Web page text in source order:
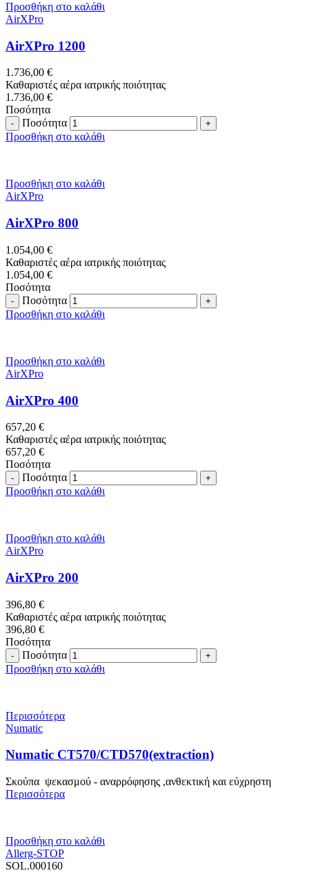
Προσθήκη στο καλάθι
AirXPro
AirXPro 1200
1.736,00 €
Καθαριστές αέρα ιατρικής ποιότητας
1.736,00 €
Ποσότητα
Ποσότητα
Προσθήκη στο καλάθι
Προσθήκη στο καλάθι
AirXPro
AirXPro 800
1.054,00 €
Καθαριστές αέρα ιατρικής ποιότητας
1.054,00 €
Ποσότητα
Ποσότητα
Προσθήκη στο καλάθι
Προσθήκη στο καλάθι
AirXPro
AirXPro 400
657,20 €
Καθαριστές αέρα ιατρικής ποιότητας
657,20 €
Ποσότητα
Ποσότητα
Προσθήκη στο καλάθι
Προσθήκη στο καλάθι
AirXPro
AirXPro 200
396,80 €
Καθαριστές αέρα ιατρικής ποιότητας
396,80 €
Ποσότητα
Ποσότητα
Προσθήκη στο καλάθι
Περισσότερα
Numatic
Numatic CT570/CTD570(extraction)
Σκούπα ψεκασμού - αναρρόφησης ,ανθεκτική και εύχρηστη
Περισσότερα
Προσθήκη στο καλάθι
Allerg-STOP
SOL.000160